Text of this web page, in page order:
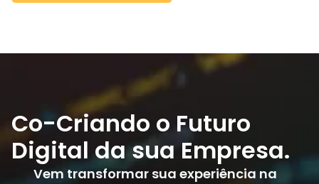
Co-Criando o Futuro
Digital da sua Empresa.
Vem transformar sua experiência na